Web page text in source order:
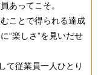
あってこそ。
ことで得られる達成
“楽しさ”を見いだせ
て従業員一人ひとり